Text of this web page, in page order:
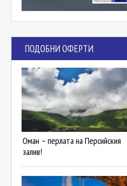
ПОДОБНИ ОФЕРТИ
Оман – перлата на Персийския
залив!